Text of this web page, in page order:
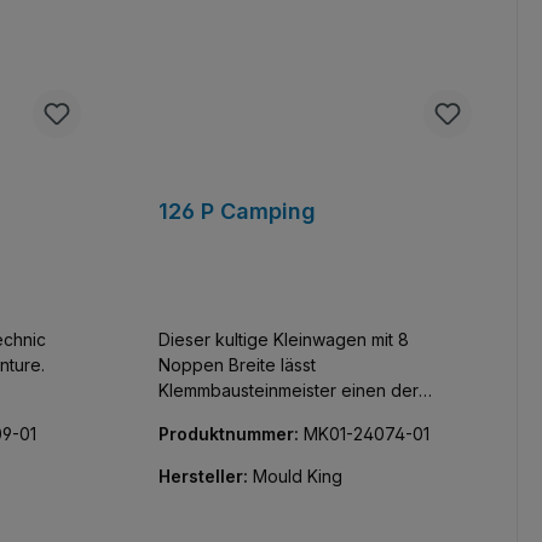
01
126 P Camping
Dieser kultige Kleinwagen mit 8
Noppen Breite lässt
Klemmbausteinmeister einen der
Baue und entdecke diese
detailgetreue Nachbildung eines
italienischen Kleinwagens der Marke
Produktnummer: MK01-24074-01
Hersteller: Mould King